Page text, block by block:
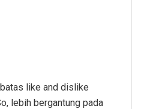
like and dislike
lebih bergantung pada